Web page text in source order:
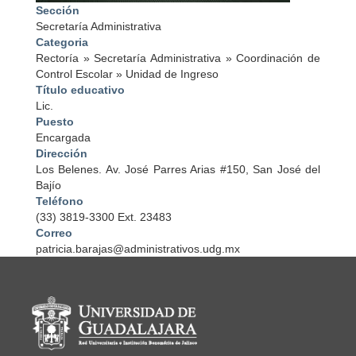
Sección
Secretaría Administrativa
Categoria
Rectoría »Secretaría Administrativa »Coordinación de
Control Escolar » Unidad de Ingreso
Título educativo
Lic.
Puesto
Encargada
Dirección
Los Belenes. Av. José Parres Arias #150, San José del
Bajío
Teléfono
(33) 3819-3300 Ext. 23483
Correo
patricia.barajas@administrativos.udg.mx
Información del portal